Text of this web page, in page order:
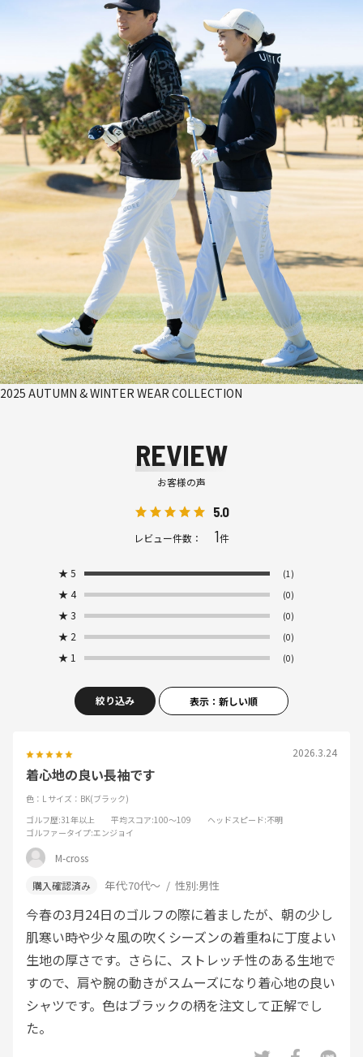
2025 AUTUMN & WINTER WEAR COLLECTION
REVIEW
お客様の声
5.0
レビュー件数： 1件
★ 5 (1)
★ 4 (0)
★ 3 (0)
★ 2 (0)
★ 1 (0)
絞り込み 表示：新しい順
2026.3.24
着心地の良い長袖です
色：L サイズ：BK(ブラック)
ゴルフ歴:31年以上 平均スコア:100～109 ヘッドスピード:不明
ゴルファータイプ:エンジョイ
M-cross
年代:70代～ 性別:男性
今春の3月24日のゴルフの際に着ましたが、朝の少し
肌寒い時や少々風の吹くシーズンの着重ねに丁度よい
生地の厚さです。さらに、ストレッチ性のある生地で
すので、肩や腕の動きがスムーズになり着心地の良い
シャツです。色はブラックの柄を注文して正解でし
た。